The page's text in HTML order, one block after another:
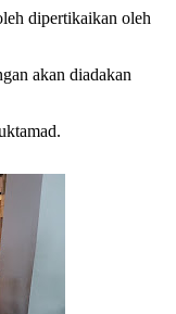
dipertikaikan oleh
akan diadakan